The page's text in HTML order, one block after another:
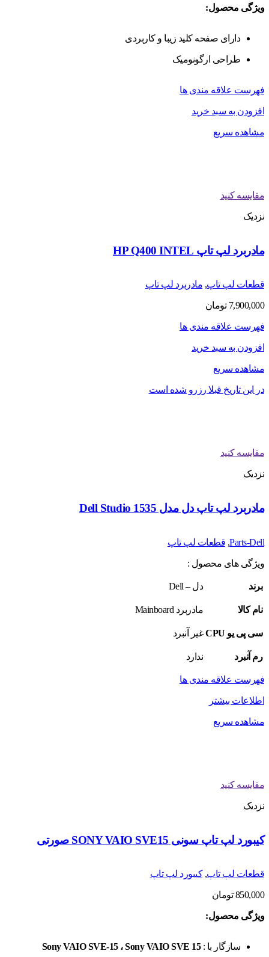
ویژگی محصول:
دارای صفحه کلید زیبا و کاربردی
طراحی ارگونومیک
فهرست علاقه مندی ها
افزودن به سبد خرید
مشاهده سریع
مقایسه کنید
نزدیک
مادربرد لپ تاپ HP Q400 INTEL
قطعات لپ تاپ, مادربرد لپ تاپ
7,900,000 تومان
فهرست علاقه مندی ها
افزودن به سبد خرید
مشاهده سریع
در این تاریخ قبلا رزرو شده است
مقایسه کنید
نزدیک
مادربرد لپ تاپ دل مدل Dell Studio 1535
Parts-Dell
, قطعات لپ تاپ
ویژگی های محصول :
برند دل – Dell
نام کالا مادربرد Mainboard
سی پی یو CPU غیر آنبرد
رم آنبرد ندارد
فهرست علاقه مندی ها
اطلاعات بیشتر
مشاهده سریع
مقایسه کنید
نزدیک
کیبورد لپ تاپ سونی SONY VAIO SVE15 صورتی
قطعات لپ تاپ,کیبورد لپ تاپ
850,000 تومان
ویژگی محصول:
سازگار با :Sony VAIO SVE-15 ، Sony VAIO SVE 15